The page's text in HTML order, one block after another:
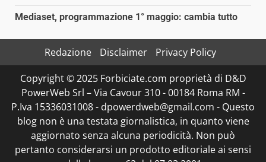
Mediaset, programmazione 1° maggio: cambia tutto
Redazione Disclaimer
Privacy Policy
Copyright © 2025 Forbiciate.com proprietà di D&D
PowerWeb Srl – Via Cavour 310 - 00184 Roma RM -
P.Iva 15336031008 - dpowerdweb@gmail.com - Questo
blog non è una testata giornalistica, in quanto viene
aggiornato senza alcuna periodicità. Non può
pertanto considerarsi un prodotto editoriale ai sensi